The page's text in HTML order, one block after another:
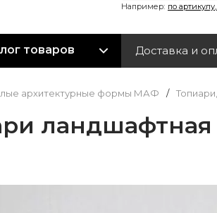
Например: по
товаров Доставка и
архитектурные формы МАФ /